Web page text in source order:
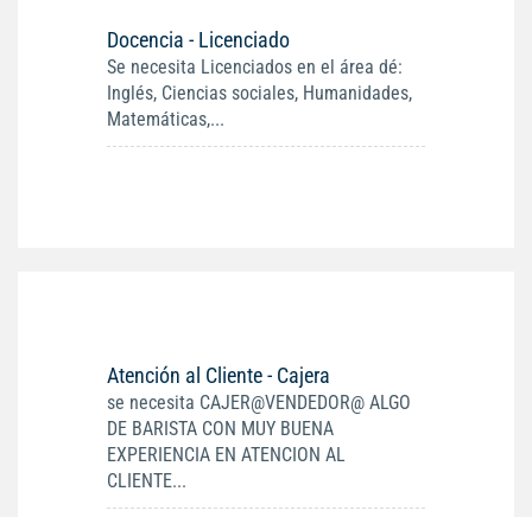
Docencia - Licenciado
Se necesita Licenciados en el área dé:
Inglés, Ciencias sociales, Humanidades,
Matemáticas,...
Atención al Cliente - Cajera
se necesita CAJER@VENDEDOR@ ALGO
DE BARISTA CON MUY BUENA
EXPERIENCIA EN ATENCION AL
CLIENTE...